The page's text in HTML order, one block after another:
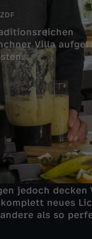
ZDF
Villa
jedoch decken
neues
als so